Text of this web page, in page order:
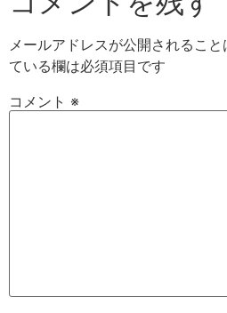
メールアドレスが公開されること
ている欄は必須項目です
コメント ※